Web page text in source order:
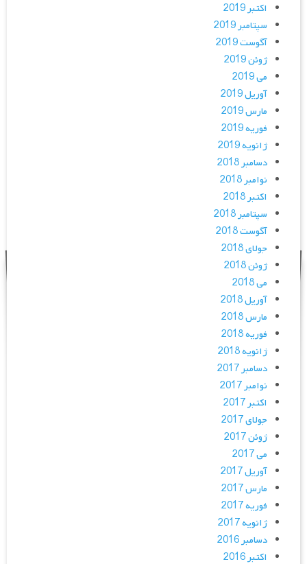
اکتبر 2019
سپتامبر 2019
آگوست 2019
ژوئن 2019
می 2019
آوریل 2019
مارس 2019
فوریه 2019
ژانویه 2019
دسامبر 2018
نوامبر 2018
اکتبر 2018
سپتامبر 2018
آگوست 2018
جولای 2018
ژوئن 2018
می 2018
آوریل 2018
مارس 2018
فوریه 2018
ژانویه 2018
دسامبر 2017
نوامبر 2017
اکتبر 2017
جولای 2017
ژوئن 2017
می 2017
آوریل 2017
مارس 2017
فوریه 2017
ژانویه 2017
دسامبر 2016
اکتبر 2016